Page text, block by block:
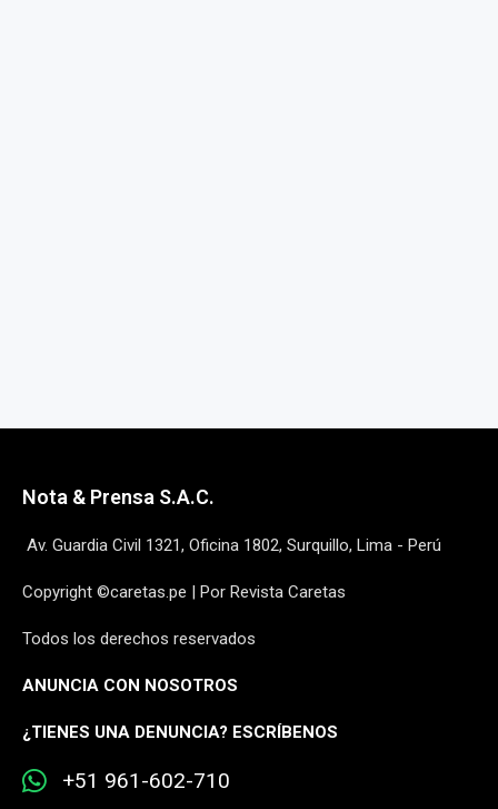
Nota & Prensa S.A.C.
Av. Guardia Civil 1321, Oficina 1802, Surquillo, Lima - Perú
Copyright ©caretas.pe | Por Revista Caretas
Todos los derechos reservados
ANUNCIA CON NOSOTROS
¿TIENES UNA DENUNCIA? ESCRÍBENOS
+51 961-602-710